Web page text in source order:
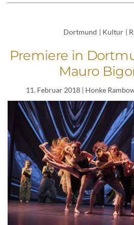
Dortmund | Kultur |
Premiere in
Mauro
11. Februar 2018| Honke